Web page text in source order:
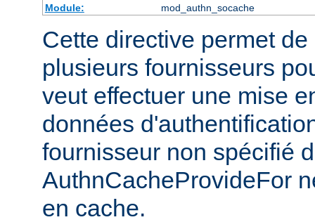
Module:
mod_authn_socache
Cette directive permet
plusieurs fournisseurs
veut effectuer une mise
données
fournisseur non spécifié
AuthnCacheProvideFor
en cache.